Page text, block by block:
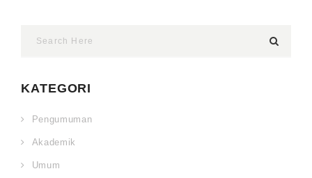
KATEGORI
Pengumuman
Akademik
Umum